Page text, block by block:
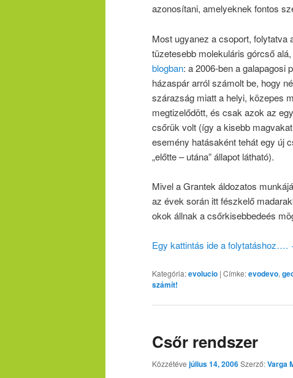
azonosítani, amelyeknek fontos
Most ugyanez a csoport, folytatva
tüzetesebb molekuláris górcső
blogban: a 2006-ben a galapagosi
házaspár arról számolt be, hogy
szárazság miatt a helyi, közepes
megtizelődött, és csak azok az
csőrük volt (így a kisebb
esemény hatásaként tehát egy új
„előtte – utána” állapot látható).
Mivel a Grantek áldozatos
az évek során itt fészkelő
okok állnak a csőrkisebbedeés
Egy kattintás ide a folytatáshoz….
Kategória:evolucio | Címke:evodevo,
számít!
Csőr rendszer
Közzétéve július 14, 2006Szerző:Varga